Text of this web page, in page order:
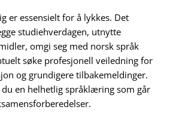
er essensielt for å lykkes. Det
studiehverdagen, utnytte
omgi seg med norsk språk
søke profesjonell veiledning for
og grundigere tilbakemeldinger.
du en helhetlig språklæring som går